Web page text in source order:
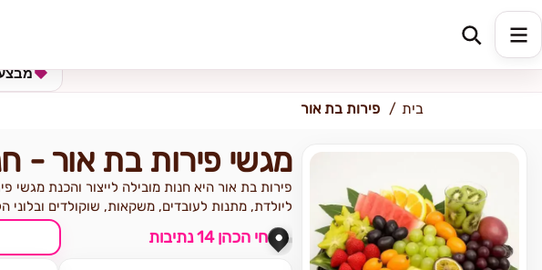
כתובת למשלוח
בית פירות בת אור
מגשי פירות בת אור -
פירות בת אור היא חנות מובילה לייצור והכנת
ליולדת, מתנות לעובדים, משקאות, שוקולדים ובלוני
חי הכהן 14 נתיבות